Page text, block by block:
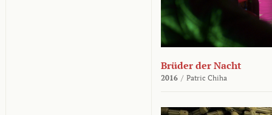
Brüder der Nacht
2016 / Patric Chiha